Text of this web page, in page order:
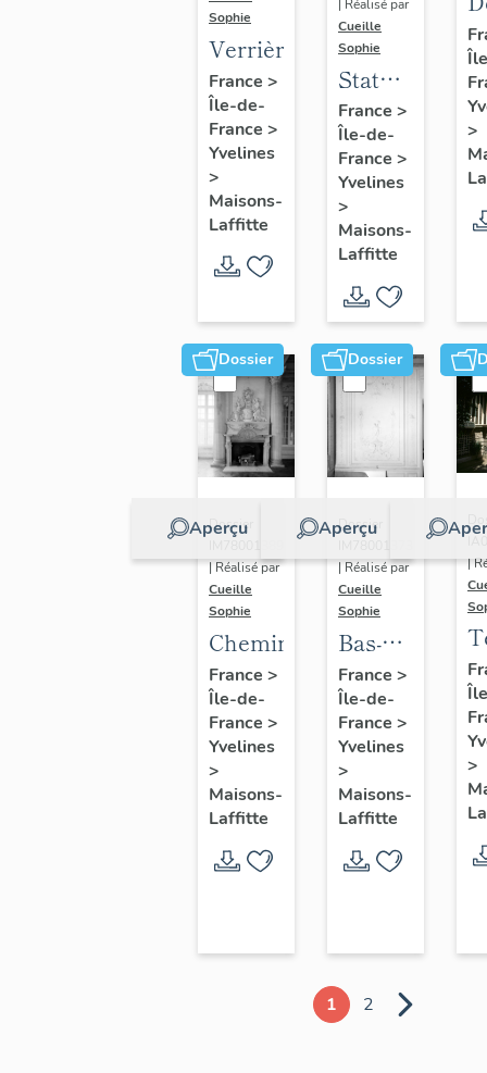
Sophie
Verrière
France >
Île-de-
France >
Yvelines
>
Maisons-
Laffitte
| Réalisé par
Cueille
Sophie
Statue
:
Renaud
France >
Île-de-
France >
Yvelines
>
Maisons-
Laffitte
>
Dossier
Aperçu
Dossier
| Réalisé par
Cueille
Sophie
Cheminée
France >
Île-de-
France >
Yvelines
>
Maisons-
Laffitte
Dossier
Aperçu
Dossier
| Réalisé par
Cueille
Sophie
Bas-
relief
(décor
intérieur)
France >
Île-de-
France >
Yvelines
>
Maisons-
Laffitte
|
>
1 2